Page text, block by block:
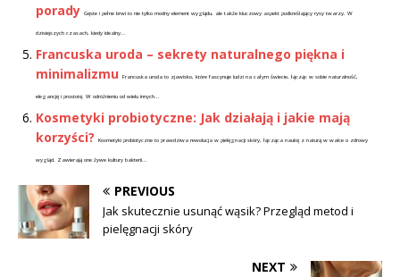
porady Gęste i pełne brwi to nie tylko modny element wyglądu, ale także kluczowy aspekt podkreślający rysy twarzy. W
dzisiejszych czasach, kiedy idealny...
Francuska uroda – sekrety naturalnego piękna i
minimalizmu
Francuska uroda to zjawisko, które fascynuje ludzi na całym świecie, łącząc w sobie naturalność,
elegancję i prostotę. W odróżnieniu od wielu innych...
Kosmetyki probiotyczne: Jak działają i jakie mają
korzyści?
Kosmetyki probiotyczne to prawdziwa rewolucja w pielęgnacji skóry, łącząca naukę z naturą w walce o zdrowy
wygląd. Zawierają one żywe kultury bakterii...
PREVIOUS
Jak skutecznie usunąć wąsik? Przegląd metod i
pielęgnacji skóry
NEXT